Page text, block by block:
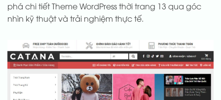
phá chi tiết Theme WordPress thời trang 13 qua góc
nhìn kỹ thuật và trải nghiệm thực tế.